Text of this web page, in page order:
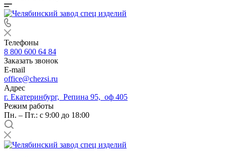
Телефоны
8 800 600 64 84
Заказать звонок
E-mail
office@chezsi.ru
Адрес
г. Екатеринбург, Репина 95, оф 405
Режим работы
Пн. – Пт.: с 9:00 до 18:00